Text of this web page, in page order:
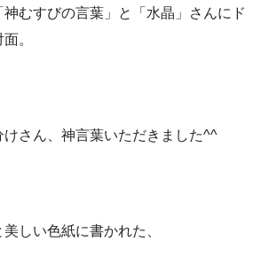
むすびの言葉」と「水晶」さんにド
。
さん、神言葉いただきました^^
しい色紙に書かれた、